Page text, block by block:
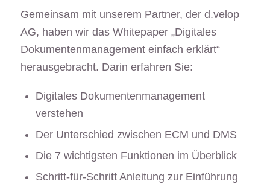
Gemeinsam mit unserem Partner, der d.velop
AG, haben wir das Whitepaper „Digitales
Dokumentenmanagement einfach erklärt“
herausgebracht. Darin erfahren Sie:
Digitales Dokumentenmanagement
verstehen
Der Unterschied zwischen ECM und DMS
Die 7 wichtigsten Funktionen im Überblick
Schritt-für-Schritt Anleitung zur Einführung